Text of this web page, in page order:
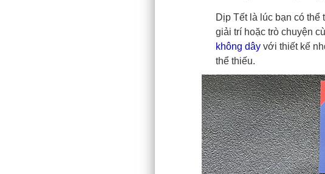
Dịp Tết là lúc bạn có
giải trí hoặc trò chuyện
không dâyvới thiết kế
thể thiếu.